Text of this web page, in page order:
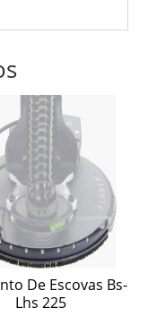
De Escovas Bs-
Lhs 225